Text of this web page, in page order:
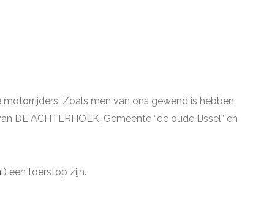
Zoals men van ons gewend is hebben
ACHTERHOEK, Gemeente “de oude IJssel” en
) een toerstop zijn.